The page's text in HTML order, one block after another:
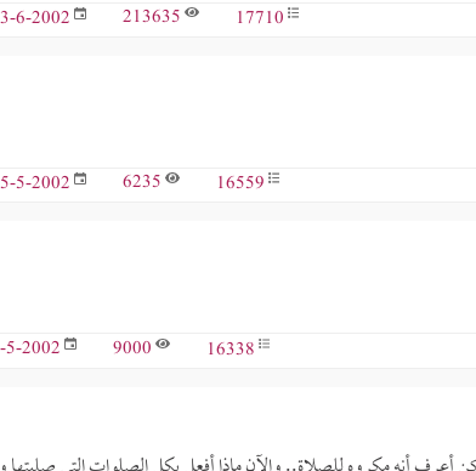
17710
213635
6-2002
16559
6235
5-2002
16338
9000
2002